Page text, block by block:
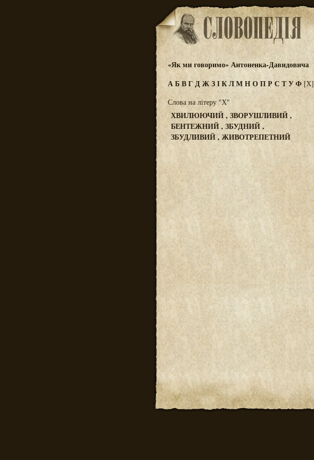
«Як ми говоримо» Антоненка-Давидовича
АБВГДЖЗІКЛМНОПР СТУФ [Х]
Слова на літеру "Х"
ХВИЛЮЮЧИЙ , ЗВОРУШЛИВИЙ ,
БЕНТЕЖНИЙ , ЗБУДНИЙ ,
ЗБУДЛИВИЙ , ЖИВОТРЕПЕТНИЙ